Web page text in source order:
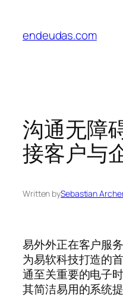
content
endeudas.com
沟通无障
接客户与
Written bySebastian
易外外正在客户服
为易软科技打造的
通至关重要的电子
其简洁易用的系统